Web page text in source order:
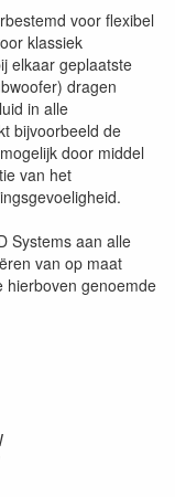
voor flexibel
klassiek
elkaar geplaatste
dragen
in alle
bijvoorbeeld de
door middel
van het
Systems aan alle
van op maat
hierboven genoemde